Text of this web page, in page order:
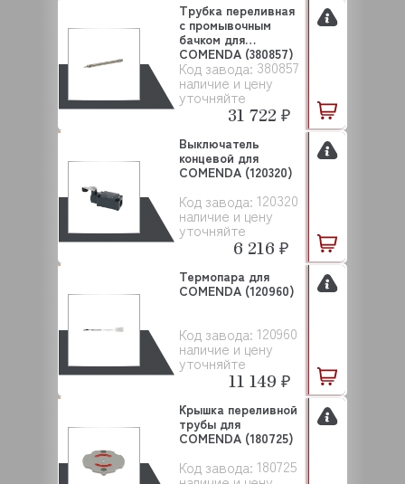
Код завода: 380857
наличие и цену
уточняйте
Трубка переливная
с промывочным
бачком для
COMENDA (380857)
31 722 ₽
Код завода: 120320
наличие и цену
уточняйте
Выключатель
концевой для
COMENDA (120320)
6 216 ₽
Код завода: 120960
наличие и цену
уточняйте
Термопара для
COMENDA (120960)
11 149 ₽
Код завода: 180725
Крышка переливной
трубы для
COMENDA (180725)